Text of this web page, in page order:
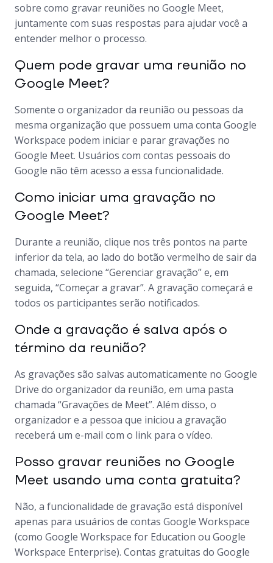
sobre como gravar reuniões no Google Meet,
juntamente com suas respostas para ajudar você a
entender melhor o processo.
Quem pode gravar uma reunião no
Google Meet?
Somente o organizador da reunião ou pessoas da
mesma organização que possuem uma conta Google
Workspace podem iniciar e parar gravações no
Google Meet. Usuários com contas pessoais do
Google não têm acesso a essa funcionalidade.
Como iniciar uma gravação no
Google Meet?
Durante a reunião, clique nos três pontos na parte
inferior da tela, ao lado do botão vermelho de sair da
chamada, selecione “Gerenciar gravação” e, em
seguida, “Começar a gravar”. A gravação começará e
todos os participantes serão notificados.
Onde a gravação é salva após o
término da reunião?
As gravações são salvas automaticamente no Google
Drive do organizador da reunião, em uma pasta
chamada “Gravações de Meet”. Além disso, o
organizador e a pessoa que iniciou a gravação
receberá um e-mail com o link para o vídeo.
Posso gravar reuniões no Google
Meet usando uma conta gratuita?
Não, a funcionalidade de gravação está disponível
apenas para usuários de contas Google Workspace
(como Google Workspace for Education ou Google
Workspace Enterprise). Contas gratuitas do Google